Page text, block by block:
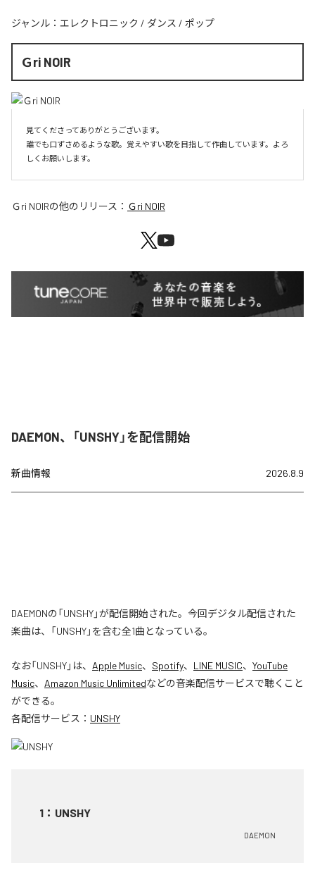
ジャンル： エレクトロニック / ダンス / ポップ
Ｇri NOIR
見てくださってありがとうございます。
誰でも口ずさめるような歌。覚えやすい歌を目指して作曲しています。よろ
しくお願いします。
Ｇri NOIRの他のリリース： Ｇri NOIR
DAEMON、「UNSHY」を配信開始
新曲情報 2026.8.9
DAEMONの「UNSHY」が配信開始された。今回デジタル配信された
楽曲は、「UNSHY」を含む全1曲となっている。
なお「UNSHY」は、 Apple Music、 Spotify、 LINE MUSIC、 YouTube
Music、 Amazon Music Unlimitedなどの音楽配信サービスで聴くこと
ができる。
各配信サービス： UNSHY
1 ： UNSHY
DAEMON